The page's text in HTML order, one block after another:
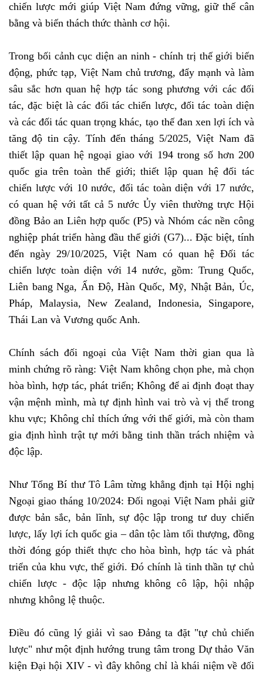
chiến lược mới giúp Việt Nam đứng vững, giữ thế cân
bằng và biến thách thức thành cơ hội.
Trong bối cảnh cục diện an ninh - chính trị thế giới biến
động, phức tạp, Việt Nam chủ trương, đẩy mạnh và làm
sâu sắc hơn quan hệ hợp tác song phương với các đối
tác, đặc biệt là các đối tác chiến lược, đối tác toàn diện
và các đối tác quan trọng khác, tạo thế đan xen lợi ích và
tăng độ tin cậy. Tính đến tháng 5/2025, Việt Nam đã
thiết lập quan hệ ngoại giao với 194 trong số hơn 200
quốc gia trên toàn thế giới; thiết lập quan hệ đối tác
chiến lược với 10 nước, đối tác toàn diện với 17 nước,
có quan hệ với tất cả 5 nước Ủy viên thường trực Hội
đồng Bảo an Liên hợp quốc (P5) và Nhóm các nền công
nghiệp phát triển hàng đầu thế giới (G7)... Đặc biệt, tính
đến ngày 29/10/2025, Việt Nam có quan hệ Đối tác
chiến lược toàn diện với 14 nước, gồm: Trung Quốc,
Liên bang Nga, Ấn Độ, Hàn Quốc, Mỹ, Nhật Bản, Úc,
Pháp, Malaysia, New Zealand, Indonesia, Singapore,
Thái Lan và Vương quốc Anh.
Chính sách đối ngoại của Việt Nam thời gian qua là
minh chứng rõ ràng: Việt Nam không chọn phe, mà chọn
hòa bình, hợp tác, phát triển; Không để ai định đoạt thay
vận mệnh mình, mà tự định hình vai trò và vị thế trong
khu vực; Không chỉ thích ứng với thế giới, mà còn tham
gia định hình trật tự mới bằng tinh thần trách nhiệm và
độc lập.
Như Tổng Bí thư Tô Lâm từng khẳng định tại Hội nghị
Ngoại giao tháng 10/2024: Đối ngoại Việt Nam phải giữ
được bản sắc, bản lĩnh, sự độc lập trong tư duy chiến
lược, lấy lợi ích quốc gia – dân tộc làm tối thượng, đồng
thời đóng góp thiết thực cho hòa bình, hợp tác và phát
triển của khu vực, thế giới. Đó chính là tinh thần tự chủ
chiến lược - độc lập nhưng không cô lập, hội nhập
nhưng không lệ thuộc.
Điều đó cũng lý giải vì sao Đảng ta đặt "tự chủ chiến
lược" như một định hướng trung tâm trong Dự thảo Văn
kiện Đại hội XIV - vì đây không chỉ là khái niệm về đối